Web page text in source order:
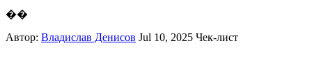
��
Автор: Владислав Денисов Jul 10, 2025 Чек-лист